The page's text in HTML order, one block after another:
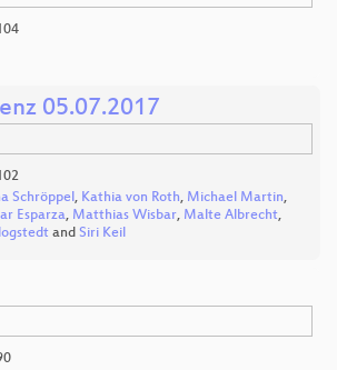
05.07.2017
Schröppel, Kathia von Roth, Michael Martin,
Esparza, Matthias Wisbar, Malte Albrecht,
and Siri Keil